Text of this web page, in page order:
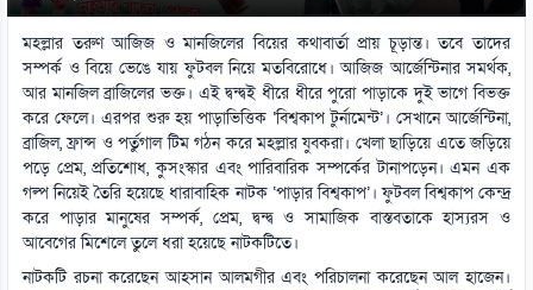
মহল্লার তরুণ আজিজ ও মানজিলের বিয়ের কথাবার্তা প্রায় চূড়ান্ত। তবে তাদের
সম্পর্ক ও বিয়ে ভেঙে যায় ফুটবল নিয়ে মতবিরোধে। আজিজ আর্জেন্টিনার সমর্থক,
আর মানজিল ব্রাজিলের ভক্ত। এই দ্বন্দ্বই ধীরে ধীরে পুরো পাড়াকে দুই ভাগে বিভক্ত
করে ফেলে। এরপর শুরু হয় পাড়াভিত্তিক ‘বিশ্বকাপ টুর্নামেন্ট’। সেখানে আর্জেন্টিনা,
ব্রাজিল, ফ্রান্স ও পর্তুগাল টিম গঠন করে মহল্লার যুবকরা। খেলা ছাড়িয়ে এতে জড়িয়ে
পড়ে প্রেম, প্রতিশোধ, কুসংস্কার এবং পারিবারিক সম্পর্কের টানাপড়েন। এমন এক
গল্প নিয়েই তৈরি হয়েছে ধারাবাহিক নাটক ‘পাড়ার বিশ্বকাপ’। ফুটবল বিশ্বকাপ কেন্দ্র
করে পাড়ার মানুষের সম্পর্ক, প্রেম, দ্বন্দ্ব ও সামাজিক বাস্তবতাকে হাস্যরস ও
আবেগের মিশেলে তুলে ধরা হয়েছে নাটকটিতে।
নাটকটি রচনা করেছেন আহসান আলমগীর এবং পরিচালনা করেছেন আল হাজেন।